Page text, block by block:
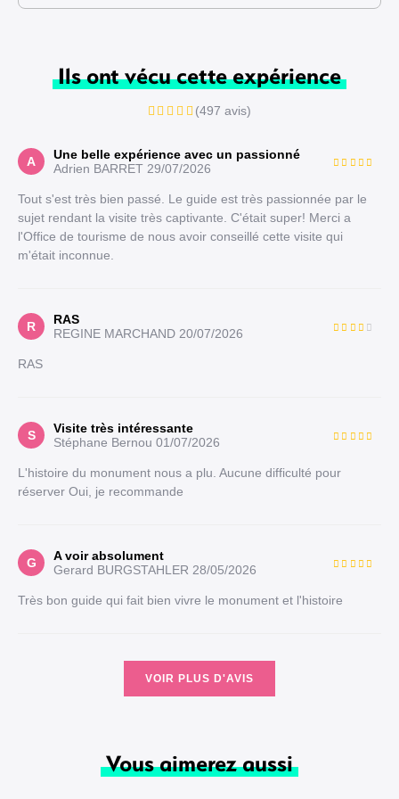
Ils ont vécu cette expérience
(497 avis)
A
Une belle expérience avec un passionné
Adrien BARRET 29/07/2026
Tout s'est très bien passé. Le guide est très passionnée par le
sujet rendant la visite très captivante. C'était super! Merci a
l'Office de tourisme de nous avoir conseillé cette visite qui
m'était inconnue.
R
RAS
REGINE MARCHAND 20/07/2026
RAS
S
Visite très intéressante
Stéphane Bernou 01/07/2026
L'histoire du monument nous a plu. Aucune difficulté pour
réserver Oui, je recommande
G
A voir absolument
Gerard BURGSTAHLER 28/05/2026
Très bon guide qui fait bien vivre le monument et l'histoire
VOIR PLUS D'AVIS
Vous aimerez aussi